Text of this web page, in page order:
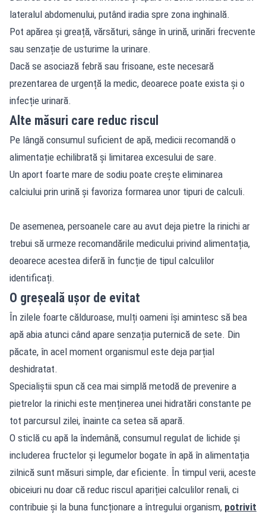
lateralul abdomenului, putând iradia spre zona inghinală.
Pot apărea și greață, vărsături, sânge în urină, urinări frecvente
sau senzație de usturime la urinare.
Dacă se asociază febră sau frisoane, este necesară
prezentarea de urgență la medic, deoarece poate exista și o
infecție urinară.
Alte măsuri care reduc riscul
Pe lângă consumul suficient de apă, medicii recomandă o
alimentație echilibrată și limitarea excesului de sare.
Un aport foarte mare de sodiu poate crește eliminarea
calciului prin urină și favoriza formarea unor tipuri de calculi.
De asemenea, persoanele care au avut deja pietre la rinichi ar
trebui să urmeze recomandările medicului privind alimentația,
deoarece acestea diferă în funcție de tipul calculilor
identificați.
O greșeală ușor de evitat
În zilele foarte călduroase, mulți oameni își amintesc să bea
apă abia atunci când apare senzația puternică de sete. Din
păcate, în acel moment organismul este deja parțial
deshidratat.
Specialiștii spun că cea mai simplă metodă de prevenire a
pietrelor la rinichi este menținerea unei hidratări constante pe
tot parcursul zilei, înainte ca setea să apară.
O sticlă cu apă la îndemână, consumul regulat de lichide și
includerea fructelor și legumelor bogate în apă în alimentația
zilnică sunt măsuri simple, dar eficiente. În timpul verii, aceste
obiceiuri nu doar că reduc riscul apariției calculilor renali, ci
contribuie și la buna funcționare a întregului organism, potrivit